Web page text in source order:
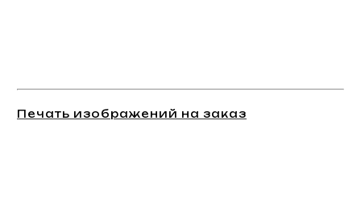
Печать изображений на заказ